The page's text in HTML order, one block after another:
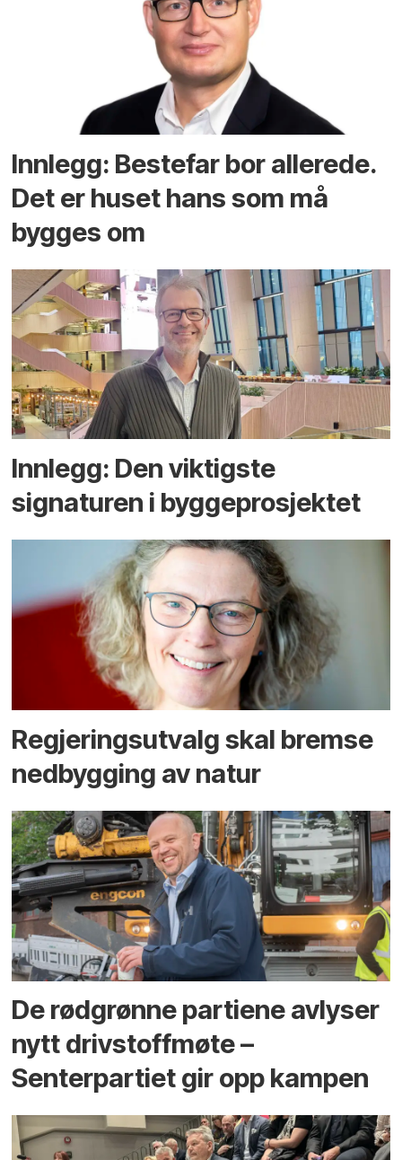
Innlegg: Bestefar bor allerede.
Det er huset hans som må
bygges om
Innlegg: Den viktigste
signaturen i bygge­­prosjektet
Regjerings­utvalg skal bremse
ned­bygging av natur
De rødgrønne partiene avlyser
nytt drivstoffmøte –
Senterpartiet gir opp kampen